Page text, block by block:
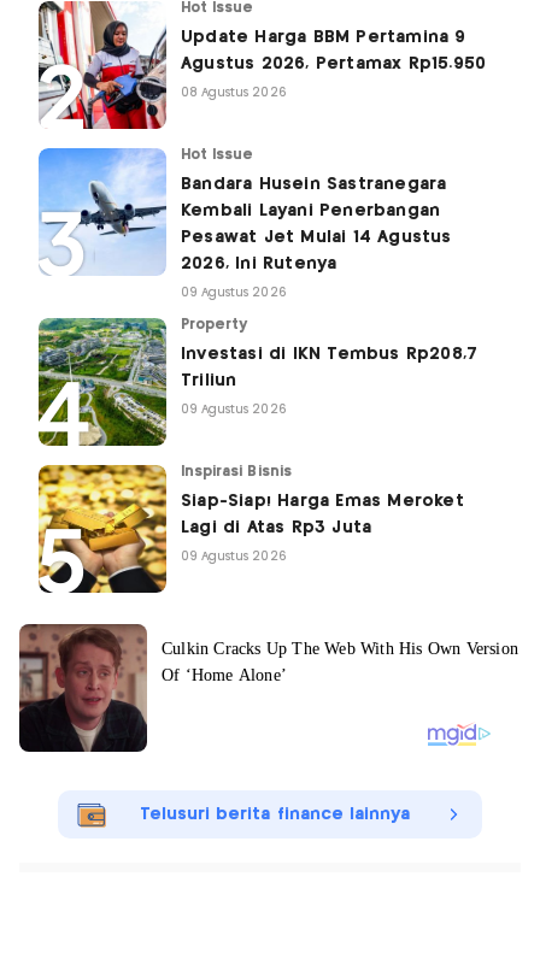
Hot Issue
Update Harga BBM Pertamina 9
Agustus 2026, Pertamax Rp15.950
08 Agustus 2026
Hot Issue
Bandara Husein Sastranegara
Kembali Layani Penerbangan
Pesawat Jet Mulai 14 Agustus
2026, Ini Rutenya
09 Agustus 2026
Property
Investasi di IKN Tembus Rp208,7
Triliun
09 Agustus 2026
Inspirasi Bisnis
Siap-Siap! Harga Emas Meroket
Lagi di Atas Rp3 Juta
09 Agustus 2026
Telusuri berita finance lainnya